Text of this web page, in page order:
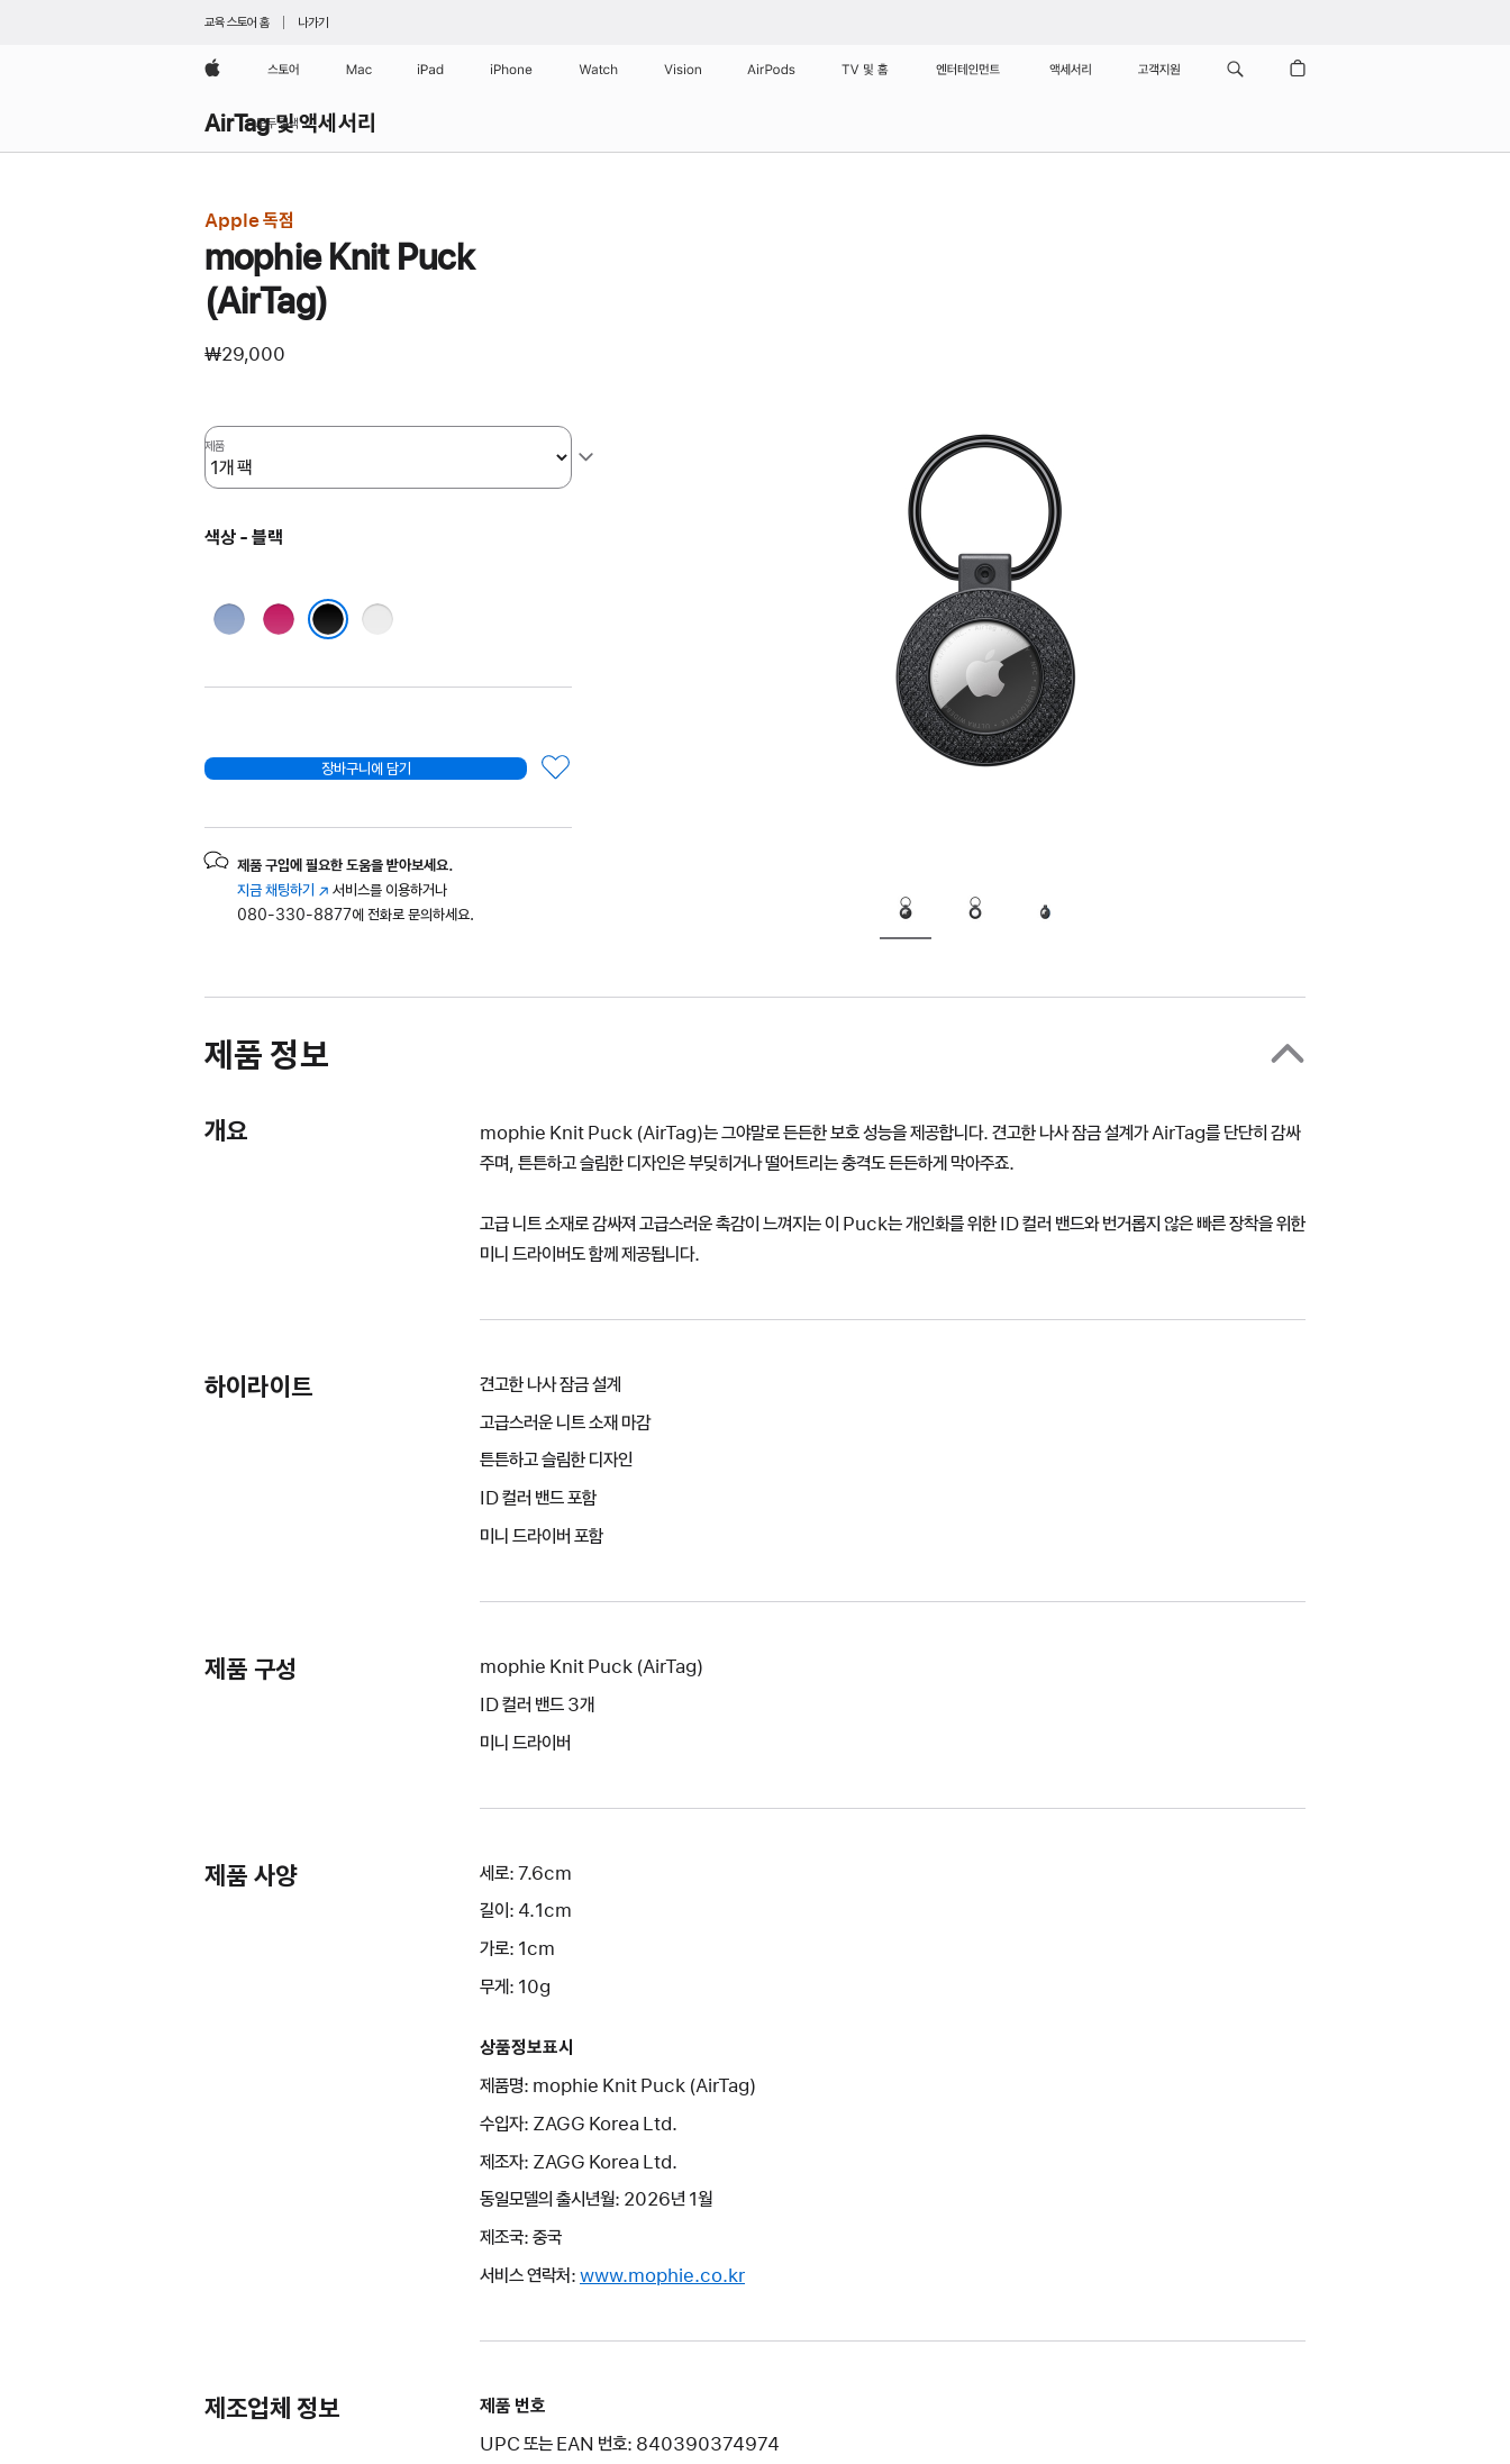
교육 스토어 홈 나가기
Apple스토어 Mac iPad iPhone Watch Vision AirPods TV 및 홈 엔터테인먼트 액세서리 고객지원
AirTag 및 액세서리
모두 검색
Apple 독점
mophie Knit Puck
(AirTag)
₩29,000
제품
색상 - 블랙
블루 핑크 그레이
장바구니에 담기
제품 구입에 필요한 도움을 받아보세요.
지금 채팅하기 (새
창에서
서비스를 이용하거나
080-330-8877에 전화로 문의하세요.
제품 정보
개요
mophie Knit Puck (AirTag)는 그야말로 든든한 보호 성능을 제공합니다. 견고한 나사 잠금 설계가 AirTag를 단단히 감싸
주며, 튼튼하고 슬림한 디자인은 부딪히거나 떨어트리는 충격도 든든하게 막아주죠.
고급 니트 소재로 감싸져 고급스러운 촉감이 느껴지는 이 Puck는 개인화를 위한 ID 컬러 밴드와 번거롭지 않은 빠른 장착을 위한
미니 드라이버도 함께 제공됩니다.
하이라이트
견고한 나사 잠금 설계
고급스러운 니트 소재 마감
튼튼하고 슬림한 디자인
ID 컬러 밴드 포함
미니 드라이버 포함
제품 구성
mophie Knit Puck (AirTag)
ID 컬러 밴드 3개
미니 드라이버
제품 사양
세로: 7.6cm
길이: 4.1cm
가로: 1cm
무게: 10g
상품정보표시
제품명: mophie Knit Puck (AirTag)
수입자: ZAGG Korea Ltd.
제조자: ZAGG Korea Ltd.
동일모델의 출시년월: 2026년 1월
제조국: 중국
서비스 연락처: www.mophie.co.kr
제조업체 정보
제품 번호
UPC 또는 EAN 번호: 840390374974